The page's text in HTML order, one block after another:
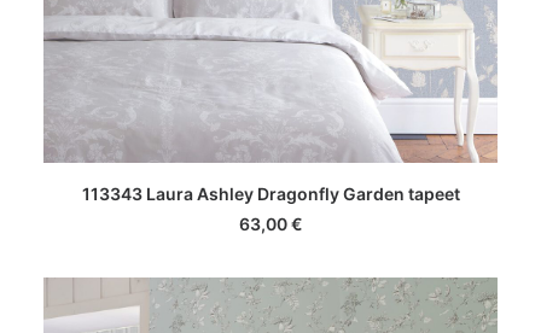
LISA KORVI
113343 Laura Ashley Dragonfly Garden tapeet
63,00€